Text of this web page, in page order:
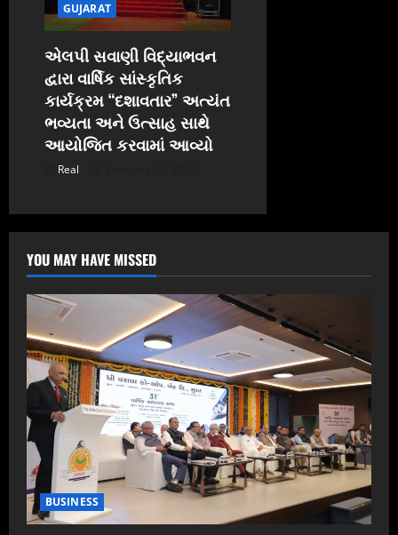
GUJARAT
એલપી સવાણી વિદ્યાભવન
દ્વારા વાર્ષિક સાંસ્કૃતિક
કાર્યક્રમ “દશાવતાર” અત્યંત
ભવ્યતા અને ઉત્સાહ સાથે
આયોજિત કરવામાં આવ્યો
Real
YOU MAY HAVE MISSED
BUSINESS